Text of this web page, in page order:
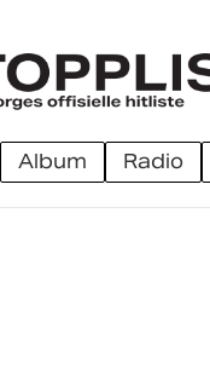
album radio